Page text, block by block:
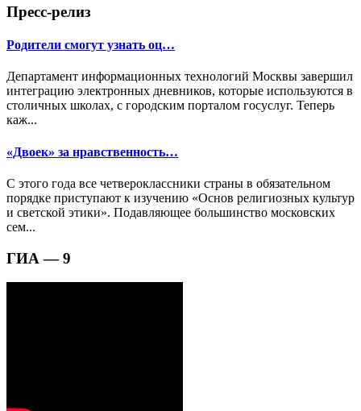
Пресс-релиз
Родители смогут узнать оц…
Департамент информационных технологий Москвы завершил
интеграцию электронных дневников, которые используются в
столичных школах, с городским порталом госуслуг. Теперь
каж...
«Двоек» за нравственность…
С этого года все четвероклассники страны в обязательном
порядке приступают к изучению «Основ религиозных культур
и светской этики». Подавляющее большинство московских
сем...
ГИА — 9